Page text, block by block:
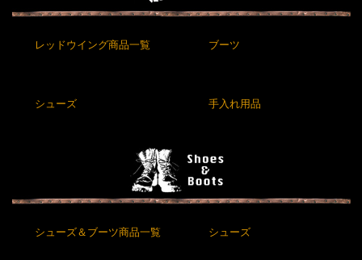
レッドウイング商品一覧 ブーツ
シューズ 手入れ用品
シューズ＆ブーツ商品一覧 シューズ